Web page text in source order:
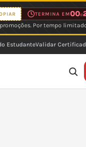
TERMINA EM00d
Por tempo
EstudanteValidar